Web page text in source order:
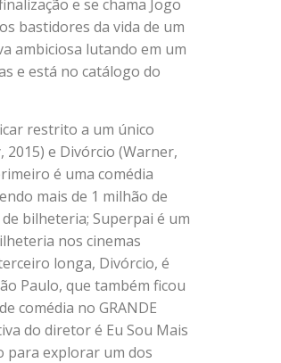
e se chama Jogo
bastidores da vida de um
ambiciosa lutando em um
e está no catálogo do
restrito a um único
e Divórcio (Warner,
é uma comédia
mais de 1 milhão de
bilheteria; Superpai é um
nos cinemas
longa, Divórcio, é
Paulo, que também ficou
comédia no GRANDE
do diretor é Eu Sou Mais
para explorar um dos